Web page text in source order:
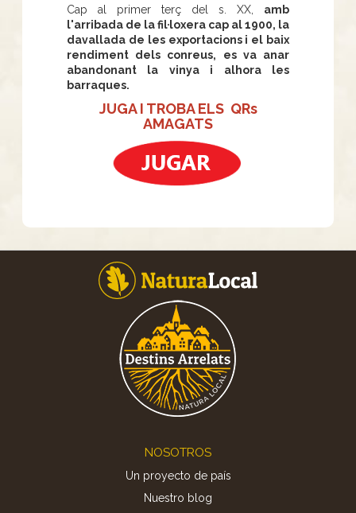
Cap al primer terç del s. XX, amb
l'arribada de la fil·loxera cap al 1900, la
davallada de les exportacions i el baix
rendiment dels conreus, es va anar
abandonant la vinya i alhora les
barraques.
JUGA I TROBA ELS QRs
AMAGATS
NOSOTROS
Un proyecto de país
Nuestro blog